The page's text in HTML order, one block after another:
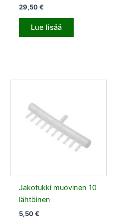
29,50€
Lue lisää
Jakotukki muovinen 10
lähtöinen
5,50€